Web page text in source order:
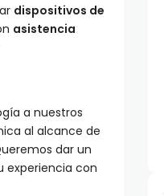
dispositivos de
asistencia
a nuestros
al alcance de
dar un
experiencia con